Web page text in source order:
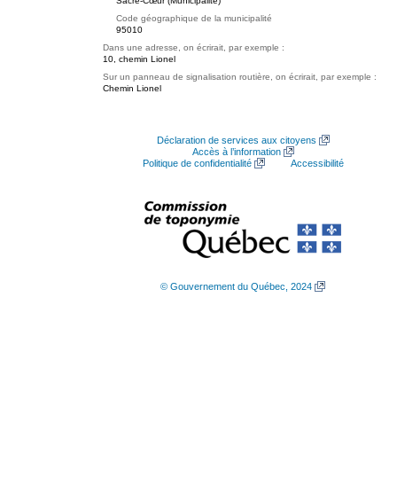
Code géographique de la municipalité
95010
Dans une adresse, on écrirait, par exemple :
10, chemin Lionel
Sur un panneau de signalisation routière, on écrirait, par exemple :
Chemin Lionel
Déclaration de services aux citoyens
Accès à l’information
Politique de confidentialité
Accessibilité
© Gouvernement du Québec, 2024